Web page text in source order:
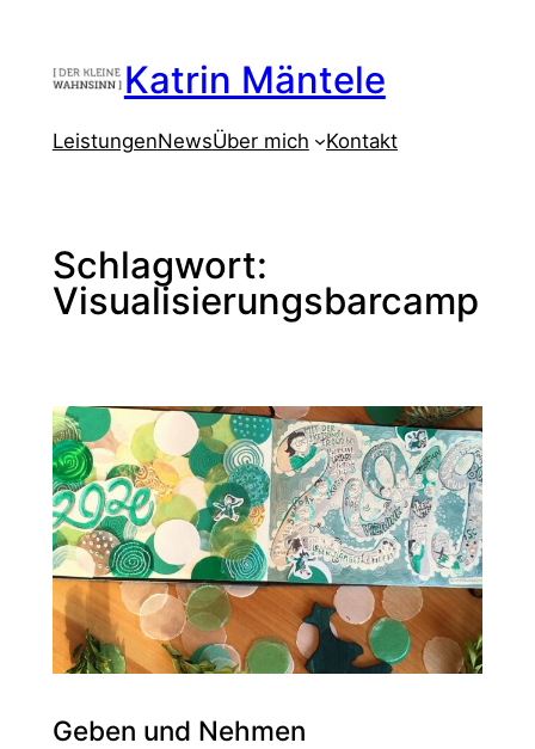
springen
Katrin Mäntele
LeistungenNewsÜber mich Kontakt
Schlagwort:
Visualisierungsbarcamp
Geben und Nehmen